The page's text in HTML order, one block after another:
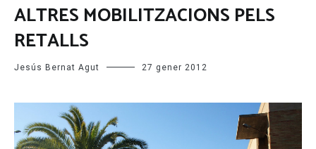
ALTRES MOBILITZACIONS PELS
RETALLS
Jesús Bernat Agut 27 gener 2012